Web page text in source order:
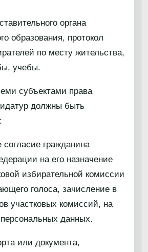
органа
образования, протокол
по месту жительства,
учебы.
субъектами права
должны быть
гражданина
на его назначение
избирательной комиссии
голоса, зачисление в
участковых комиссий, на
персональных данных.
или документа,